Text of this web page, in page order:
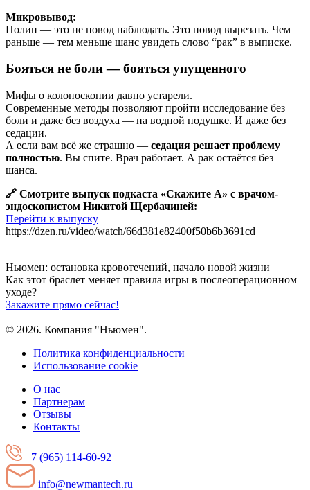
Микровывод:
Полип — это не повод наблюдать. Это повод вырезать. Чем
раньше — тем меньше шанс увидеть слово “рак” в выписке.
Бояться не боли — бояться упущенного
Мифы о колоноскопии давно устарели.
Современные методы позволяют пройти исследование без
боли и даже без воздуха — на водной подушке. И даже без
седации.
А если вам всё же страшно — седация решает проблему
полностью. Вы спите. Врач работает. А рак остаётся без
шанса.
🔗 Смотрите выпуск подкаста «Скажите А» с врачом-
эндоскопистом Никитой Щербачиней:
Перейти к выпуску
https://dzen.ru/video/watch/66d381e82400f50b6b3691cd
Ньюмен: остановка кровотечений, начало новой жизни
Как этот браслет меняет правила игры в послеоперационном
уходе?
Закажите прямо сейчас!
© 2026. Компания "Ньюмен".
Политика конфиденциальности
Использование cookie
О нас
Партнерам
Отзывы
Контакты
+7 (965) 114-60-92
info@newmantech.ru